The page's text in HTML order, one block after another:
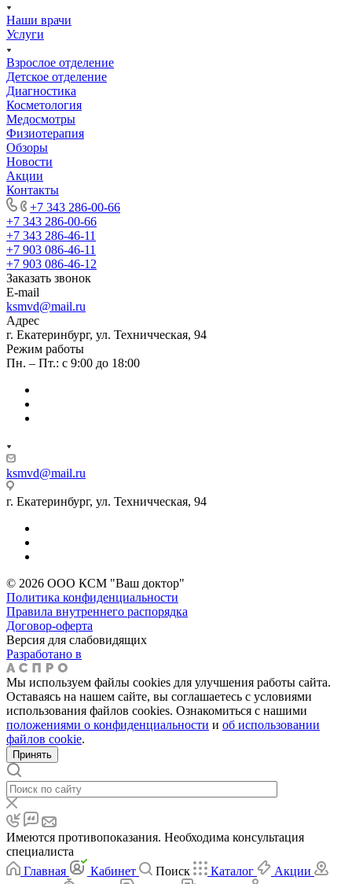
Наши врачи
Услуги
Взрослое отделение
Детское отделение
Диагностика
Косметология
Медосмотры
Физиотерапия
Обзоры
Новости
Акции
Контакты
+7 343 286-00-66
+7 343 286-00-66
+7 343 286-46-11
+7 903 086-46-11
+7 903 086-46-12
Заказать звонок
E-mail
ksmvd@mail.ru
Адрес
г. Екатеринбург, ул. Техничческая, 94
Режим работы
Пн. – Пт.: с 9:00 до 18:00
ksmvd@mail.ru
г. Екатеринбург, ул. Техничческая, 94
© 2026 ООО КСМ "Ваш доктор"
Политика конфиденциальности
Правила внутреннего распорядка
Договор-оферта
Версия для слабовидящих
Разработано в
Мы используем файлы cookies для улучшения работы сайта.
Оставаясь на нашем сайте, вы соглашаетесь с условиями
использования файлов cookies. Ознакомиться с нашими
положениями о конфиденциальности и об использовании
файлов cookie.
Принять
Имеются противопоказания. Необходима консультация
специалиста
Главная
Кабинет Поиск Каталог
Акции